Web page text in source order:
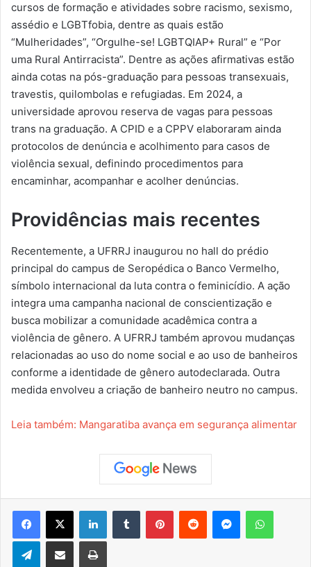
cursos de formação e atividades sobre racismo, sexismo,
assédio e LGBTfobia, dentre as quais estão
“Mulheridades”, “Orgulhe-se! LGBTQIAP+ Rural” e “Por
uma Rural Antirracista”. Dentre as ações afirmativas estão
ainda cotas na pós-graduação para pessoas transexuais,
travestis, quilombolas e refugiadas. Em 2024, a
universidade aprovou reserva de vagas para pessoas
trans na graduação. A CPID e a CPPV elaboraram ainda
protocolos de denúncia e acolhimento para casos de
violência sexual, definindo procedimentos para
encaminhar, acompanhar e acolher denúncias.
Providências mais recentes
Recentemente, a UFRRJ inaugurou no hall do prédio
principal do campus de Seropédica o Banco Vermelho,
símbolo internacional da luta contra o feminicídio. A ação
integra uma campanha nacional de conscientização e
busca mobilizar a comunidade acadêmica contra a
violência de gênero. A UFRRJ também aprovou mudanças
relacionadas ao uso do nome social e ao uso de banheiros
conforme a identidade de gênero autodeclarada. Outra
medida envolveu a criação de banheiro neutro no campus.
Leia também: Mangaratiba avança em segurança alimentar
Telegram